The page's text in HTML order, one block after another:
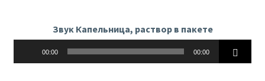
Звук Капельница, раствор в пакете
00:00 00:00